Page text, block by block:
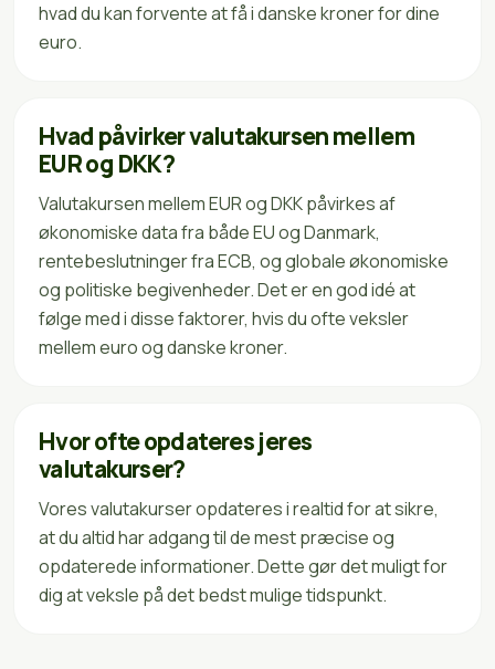
hvad du kan forvente at få i danske kroner for dine
euro.
Hvad påvirker valutakursen mellem
EUR og DKK?
Valutakursen mellem EUR og DKK påvirkes af
økonomiske data fra både EU og Danmark,
rentebeslutninger fra ECB, og globale økonomiske
og politiske begivenheder. Det er en god idé at
følge med i disse faktorer, hvis du ofte veksler
mellem euro og danske kroner.
Hvor ofte opdateres jeres
valutakurser?
Vores valutakurser opdateres i realtid for at sikre,
at du altid har adgang til de mest præcise og
opdaterede informationer. Dette gør det muligt for
dig at veksle på det bedst mulige tidspunkt.